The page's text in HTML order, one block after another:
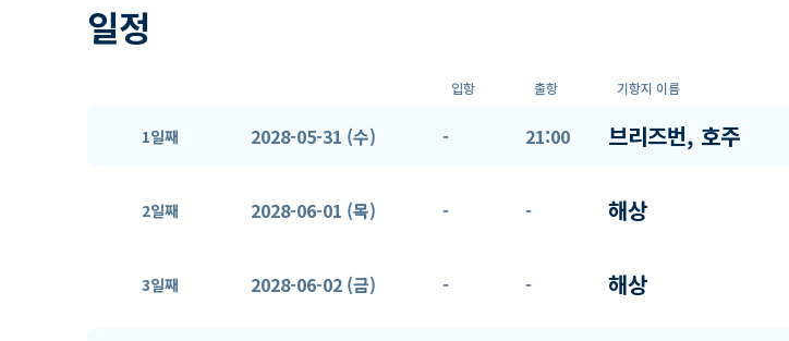
일정
입항 출항 기항지 이름
1일째 2028-05-31 (수) - 21:00 브리즈번, 호주
2일째 2028-06-01 (목) - - 해상
3일째 2028-06-02 (금) - - 해상